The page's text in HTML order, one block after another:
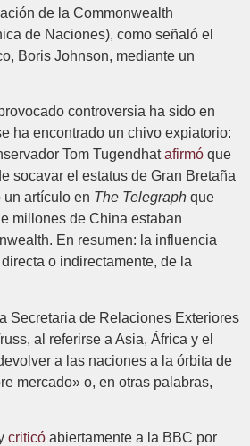
de la Commonwealth
de Naciones), como señaló el
Boris Johnson, mediante un
controversia ha sido en
ha encontrado un chivo expiatorio:
Tom Tugendhatafirmó que
socavar el estatus de Gran Bretaña
artículo en The Telegraph que
millones de China estaban
En resumen: la influencia
o indirectamente, de la
Secretaria de Relaciones Exteriores
al referirse a Asia, África y el
a las naciones a la órbita de
mercado» o, en otras palabras,
criticó abiertamente a la BBC por